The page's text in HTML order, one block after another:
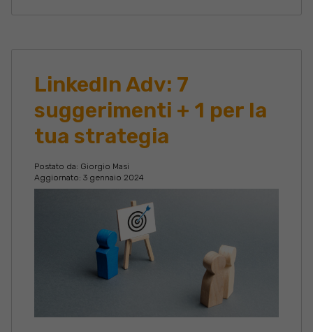
LinkedIn Adv: 7
suggerimenti + 1 per la
tua strategia
Postato da: Giorgio Masi
Aggiornato: 3 gennaio 2024